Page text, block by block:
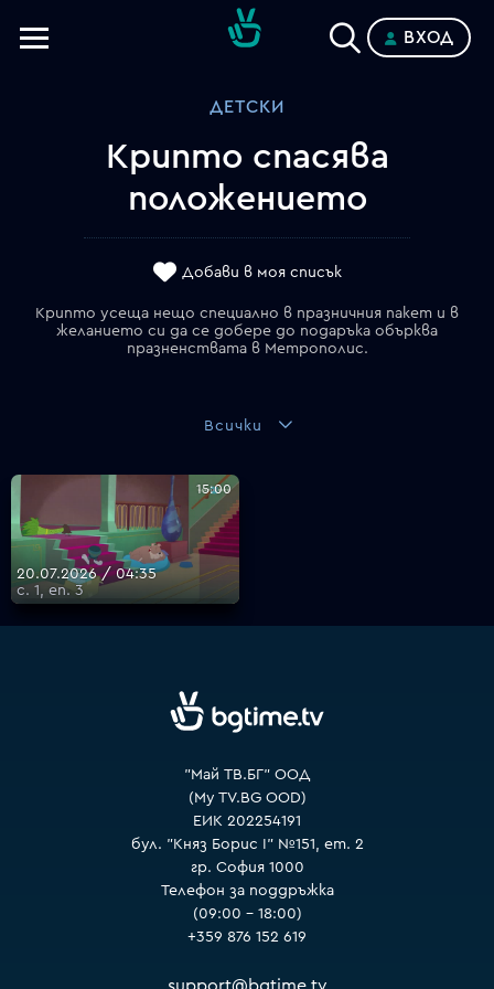
VOYO
ВХОД
ДЕТСКИ
Крипто спасява
положението
Добави в моя списък
Крипто усеща нещо специално в празничния пакет и в
желанието си да се добере до подаръка обърква
празненствата в Метрополис.
Всички
15:00
20.07.2026 / 04:35
с. 1, еп. 3
"Май ТВ.БГ" ООД
(My TV.BG OOD)
ЕИК 202254191
бул. "Княз Борис I" №151, ет. 2
гр. София 1000
Телефон за поддръжка
(09:00 – 18:00)
+359 876 152 619
support@bgtime.tv